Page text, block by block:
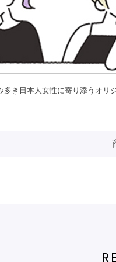
多き日本人女性に寄り添うオ